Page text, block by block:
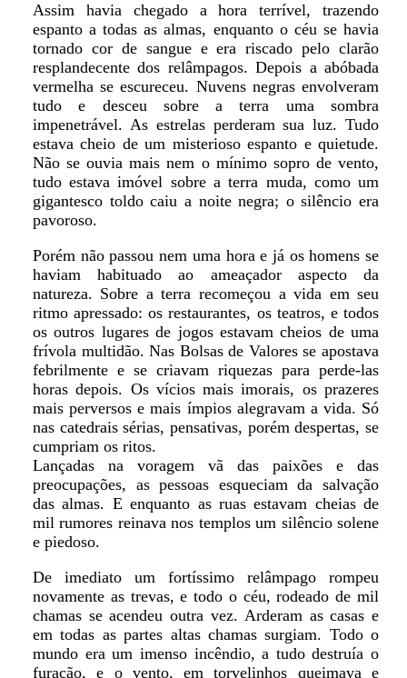
Assim havia chegado a hora terrível, trazendo
espanto a todas as almas, enquanto o céu se havia
tornado cor de sangue e era riscado pelo clarão
resplandecente dos relâmpagos. Depois a abóbada
vermelha se escureceu. Nuvens negras envolveram
tudo e desceu sobre a terra uma sombra
impenetrável. As estrelas perderam sua luz. Tudo
estava cheio de um misterioso espanto e quietude.
Não se ouvia mais nem o mínimo sopro de vento,
tudo estava imóvel sobre a terra muda, como um
gigantesco toldo caiu a noite negra; o silêncio era
pavoroso.
Porém não passou nem uma hora e já os homens se
haviam habituado ao ameaçador aspecto da
natureza. Sobre a terra recomeçou a vida em seu
ritmo apressado: os restaurantes, os teatros, e todos
os outros lugares de jogos estavam cheios de uma
frívola multidão. Nas Bolsas de Valores se apostava
febrilmente e se criavam riquezas para perde-las
horas depois. Os vícios mais imorais, os prazeres
mais perversos e mais ímpios alegravam a vida. Só
nas catedrais sérias, pensativas, porém despertas, se
cumpriam os ritos.
Lançadas na voragem vã das paixões e das
preocupações, as pessoas esqueciam da salvação
das almas. E enquanto as ruas estavam cheias de
mil rumores reinava nos templos um silêncio solene
e piedoso.
De imediato um fortíssimo relâmpago rompeu
novamente as trevas, e todo o céu, rodeado de mil
chamas se acendeu outra vez. Arderam as casas e
em todas as partes altas chamas surgiam. Todo o
mundo era um imenso incêndio, a tudo destruía o
furacão, e o vento, em torvelinhos queimava e